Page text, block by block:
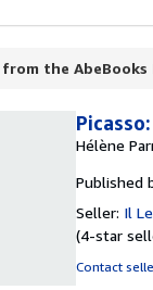
the
Hélène
Published
Seller: Il
(4-star
Contact